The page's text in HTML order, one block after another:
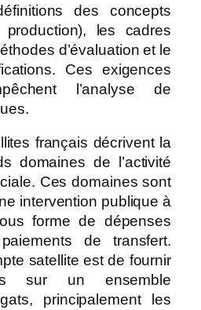
des concepts
les cadres
d’évaluation et le
Ces exigences
l’analyse de
français décrivent la
domaines de l’activité
Ces domaines sont
intervention publique à
forme de dépenses
de transfert.
satellite est de fournir
sur un ensemble
principalement les